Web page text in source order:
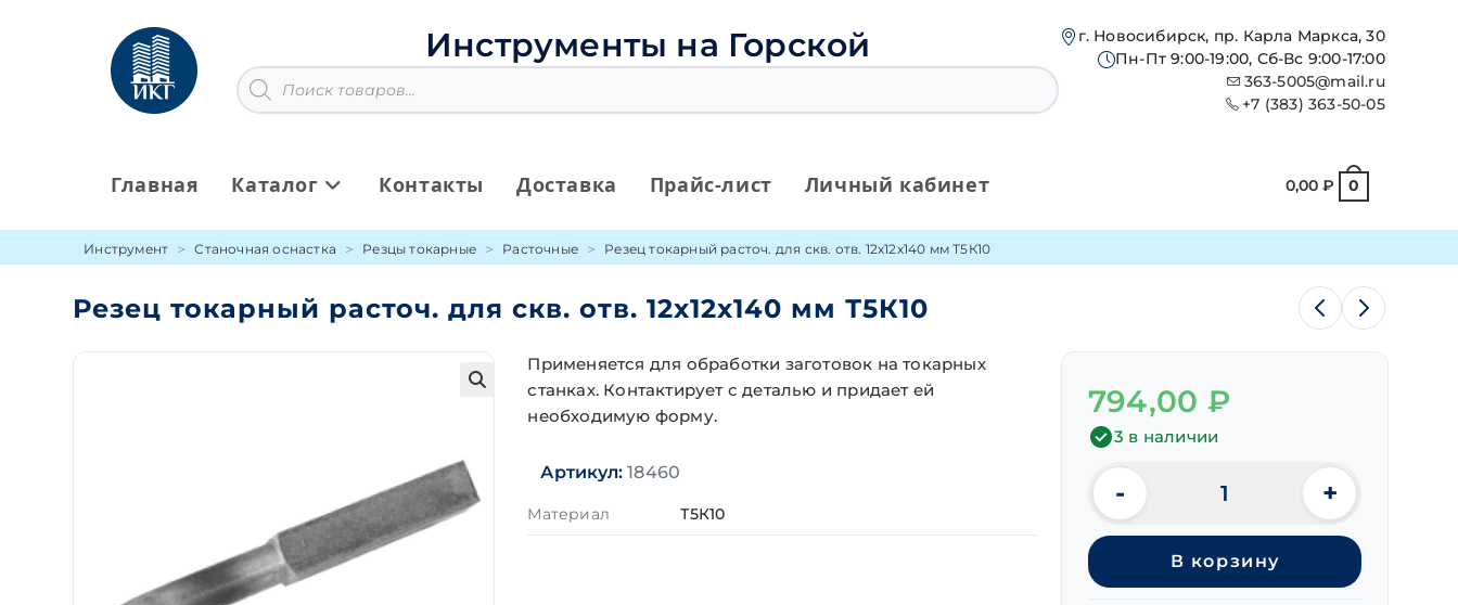
содержимому
Инструменты на Горской
Поиск
товаров
г. Новосибирск, пр. Карла Маркса, 30
Пн-Пт 9:00-19:00, Сб-Вс 9:00-17:00
363-5005@mail.ru
+7 (383) 363-50-05
Главная Каталог Контакты Доставка Прайс-лист Личный кабинет 0,00 ₽ 0
Инструмент Станочная оснастка Резцы токарные Расточные Резец токарный расточ. для скв. отв. 12х12х140 мм Т5К10
Резец токарный расточ. для скв. отв. 12х12х140 мм Т5К10
Применяется для обработки заготовок на токарных
станках. Контактирует с деталью и придает ей
необходимую форму.
Артикул:18460
Материал Т5К10
794,00 ₽
3 в наличии
Количество
товара
Резец
расточ.
- +
В корзину